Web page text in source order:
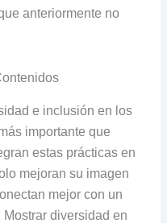
anteriormente no
e inclusión en los
importante que
estas prácticas en
mejoran su imagen
mejor con un
diversidad en